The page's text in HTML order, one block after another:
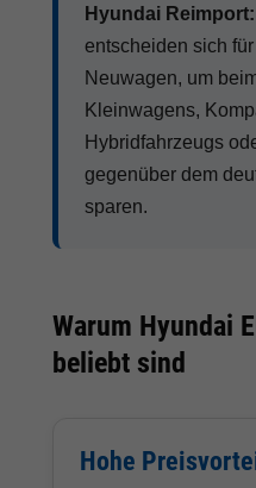
Hyundai Reimport:
entscheiden sich
Neuwagen, um
Kleinwagens,
Hybridfahrzeugs
gegenüber dem
sparen.
Warum Hyundai
beliebt sind
Hohe